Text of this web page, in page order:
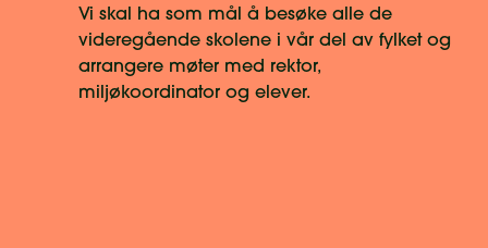
Vi skal ha som mål å besøke alle de
videregående skolene i vår del av fylket og
arrangere møter med rektor,
miljøkoordinator og elever.